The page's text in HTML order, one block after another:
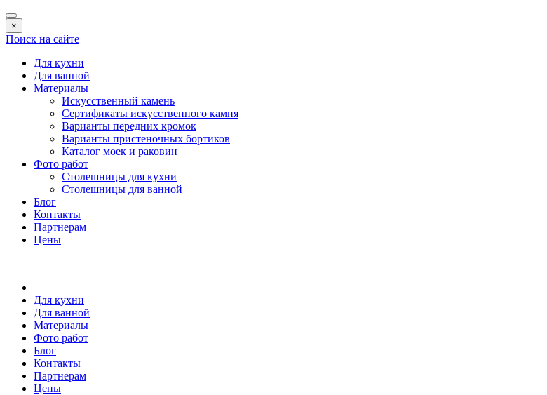
×
Поиск на сайте
Для кухни
Для ванной
Материалы
Искусственный камень
Сертификаты искусственного камня
Варианты передних кромок
Варианты пристеночных бортиков
Каталог моек и раковин
Фото работ
Столешницы для кухни
Столешницы для ванной
Блог
Контакты
Партнерам
Цены
Для кухни
Для ванной
Материалы
Фото работ
Блог
Контакты
Партнерам
Цены